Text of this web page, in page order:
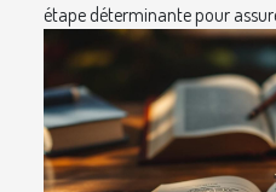
étape déterminante pour